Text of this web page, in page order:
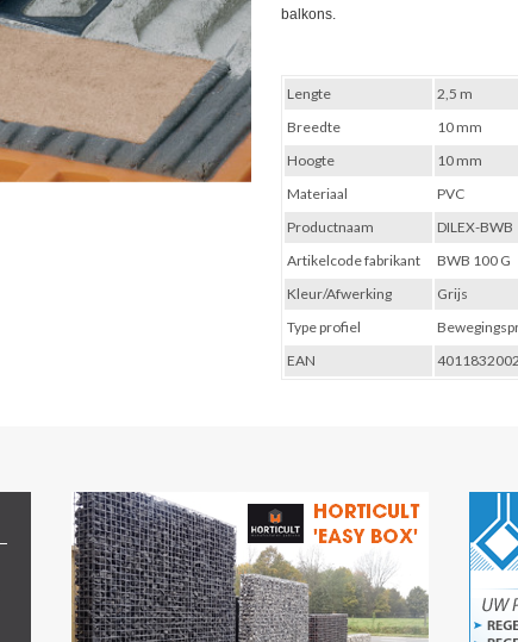
balkons.
Lengte
2,5 m
Breedte
10 mm
Hoogte
10 mm
Materiaal
PVC
Productnaam
DILEX-BWB
Artikelcode fabrikant
BWB 100 G
Kleur/Afwerking
Grijs
Type profiel
EAN